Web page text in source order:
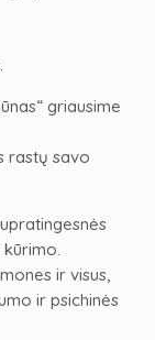
griausime
rastų savo
ir visus,
ir psichinės